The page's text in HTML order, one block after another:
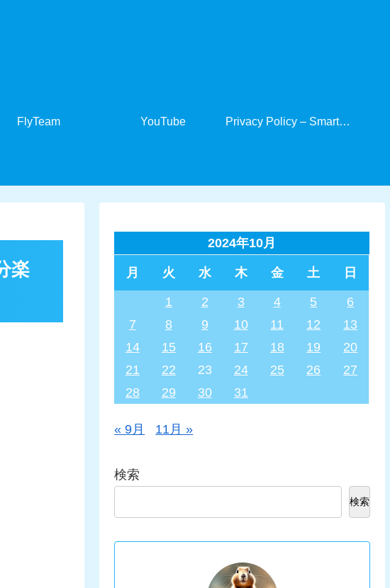
FlyTeam YouTube Privacy Policy – SmartCabinet
楽
2024年10月
月 火 水 木 金 土 日
1 2 3 4 5
6
7
8 9 10 11 12
13
14
15 16 17 18 19
20
21
22 23 24 25 26
27
28
29 30 31
« 9月 11月 »
検索
検索